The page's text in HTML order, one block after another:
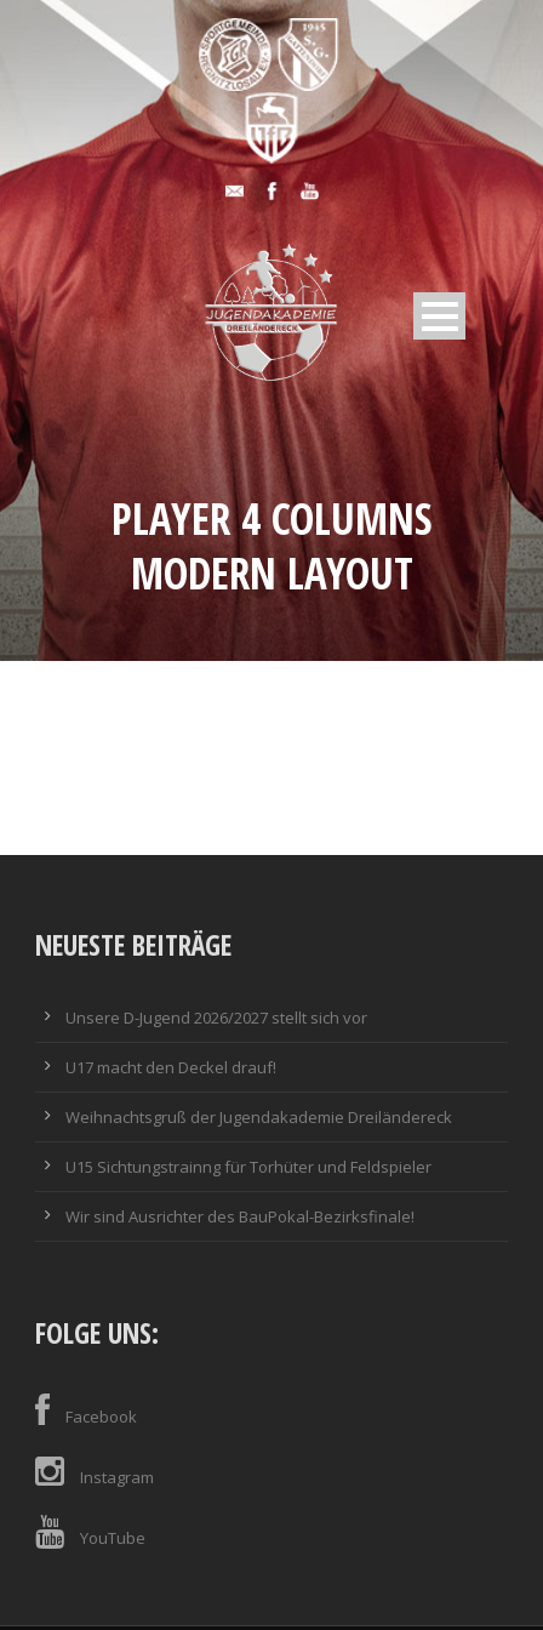
PLAYER 4 COLUMNS
MODERN LAYOUT
NEUESTE BEITRÄGE
Unsere D-Jugend 2026/2027 stellt sich vor
U17 macht den Deckel drauf!
Weihnachtsgruß der Jugendakademie Dreiländereck
U15 Sichtungstrainng für Torhüter und Feldspieler
Wir sind Ausrichter des BauPokal-Bezirksfinale!
FOLGE UNS:
Facebook
Instagram
YouTube